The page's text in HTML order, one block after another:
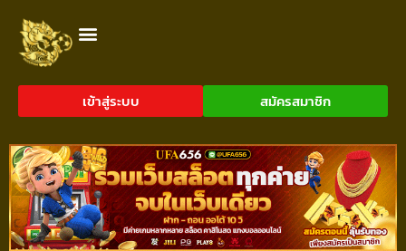
เข้าสู่ระบบ สมัครสมาชิก